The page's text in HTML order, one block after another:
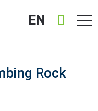
EN
Rock